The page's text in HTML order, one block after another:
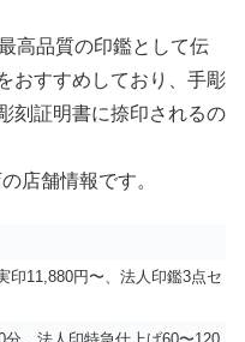
高品質の印鑑として伝
おすすめしており、手彫
刻証明書に捺印されるの
店舗情報です。
印11,880円〜、法人印鑑3点セ